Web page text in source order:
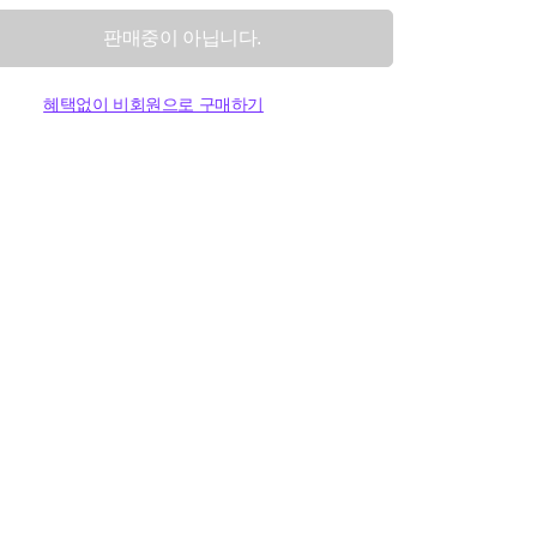
판매중이 아닙니다.
혜택없이 비회원으로 구매하기